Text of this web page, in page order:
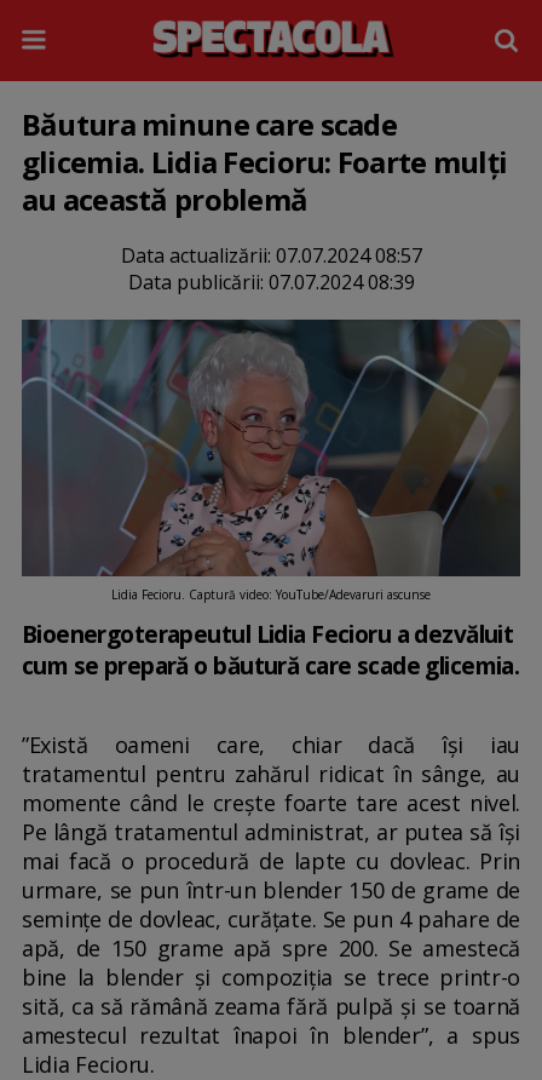
Băutura minune care scade
glicemia. Lidia Fecioru: Foarte mulți
au această problemă
Data actualizării: 07.07.2024 08:57
Data publicării: 07.07.2024 08:39
Lidia Fecioru. Captură video: YouTube/Adevaruri ascunse
Bioenergoterapeutul Lidia Fecioru a dezvăluit
cum se prepară o băutură care scade glicemia.
”Există oameni care, chiar dacă își iau
tratamentul pentru zahărul ridicat în sânge, au
momente când le crește foarte tare acest nivel.
Pe lângă tratamentul administrat, ar putea să își
mai facă o procedură de lapte cu dovleac. Prin
urmare, se pun într-un blender 150 de grame de
semințe de dovleac, curățate. Se pun 4 pahare de
apă, de 150 grame apă spre 200. Se amestecă
bine la blender și compoziția se trece printr-o
sită, ca să rămână zeama fără pulpă și se toarnă
amestecul rezultat înapoi în blender”, a spus
Lidia Fecioru.